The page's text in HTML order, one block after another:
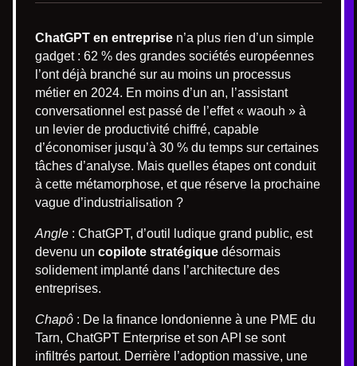
ChatGPT en entreprise n’a plus rien d’un simple
gadget : 62 % des grandes sociétés européennes
l’ont déjà branché sur au moins un processus
métier en 2024. En moins d’un an, l’assistant
conversationnel est passé de l’effet « waouh » à
un levier de productivité chiffré, capable
d’économiser jusqu’à 30 % du temps sur certaines
tâches d’analyse. Mais quelles étapes ont conduit
à cette métamorphose, et que réserve la prochaine
vague d’industrialisation ?
Angle : ChatGPT, d’outil ludique grand public, est
devenu un copilote stratégique désormais
solidement implanté dans l’architecture des
entreprises.
Chapô : De la finance londonienne à une PME du
Tarn, ChatGPT Enterprise et son API se sont
infiltrés partout. Derrière l’adoption massive, une